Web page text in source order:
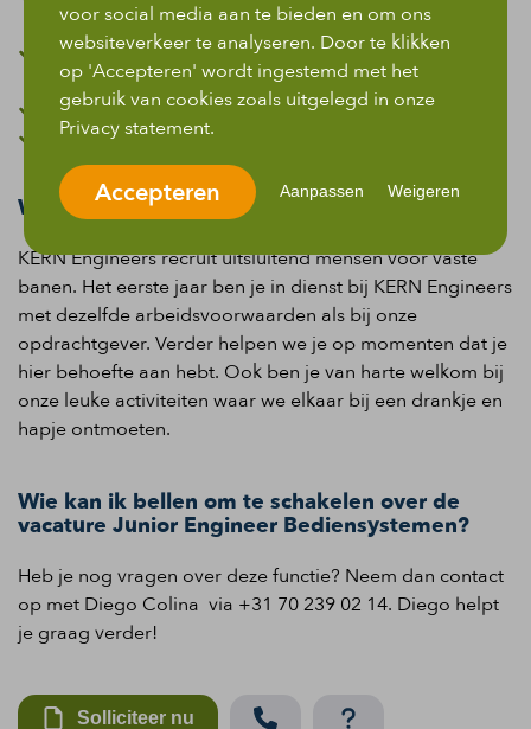
je thuiswerkplek;
Een NS-Business Card, laptop, simkaart en
telefoonbijdrage;
Een ruime pensioenregeling;
Gezellige activiteiten met de personeelsvereniging.
Wat is de rol van KERN Engineers?
KERN Engineers recruit uitsluitend mensen voor vaste
banen. Het eerste jaar ben je in dienst bij KERN Engineers
met dezelfde arbeidsvoorwaarden als bij onze
opdrachtgever. Verder helpen we je op momenten dat je
hier behoefte aan hebt. Ook ben je van harte welkom bij
onze leuke activiteiten waar we elkaar bij een drankje en
hapje ontmoeten.
Wie kan ik bellen om te schakelen over de
vacature Junior Engineer Bediensystemen?
Heb je nog vragen over deze functie? Neem dan contact
op met Diego Colina via +31 70 239 02 14. Diego helpt
je graag verder!
Solliciteer nu
voor social media aan te bieden en om ons
websiteverkeer te analyseren. Door te klikken
op 'Accepteren' wordt ingestemd met het
gebruik van cookies zoals uitgelegd in onze
Privacy statement.
Aanpassen Weigeren
Accepteren